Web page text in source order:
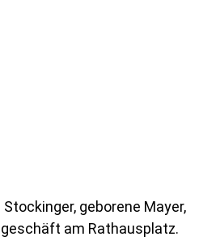
geborene Mayer,
am Rathausplatz.